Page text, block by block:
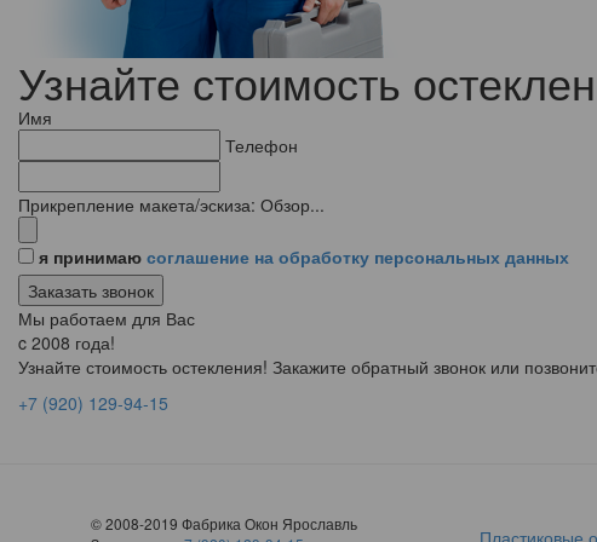
Узнайте стоимость
Имя
Телефон
Прикрепление макета/эскиза: Обзор...
я принимаю соглашение на обработку персональных данных
Мы работаем для Вас
c 2008 года!
Узнайте стоимость остекления! Закажите обратный звонок или
+7 (920) 129-94-15
© 2008-2019 Фабрика Окон Ярославль
Пластиковые